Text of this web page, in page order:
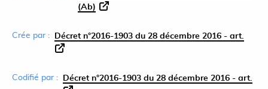
(Ab)
Crée par : Décret n°2016-1903 du 28 décembre 2016 - art.
Codifié par : Décret n°2016-1903 du 28 décembre 2016 - art.